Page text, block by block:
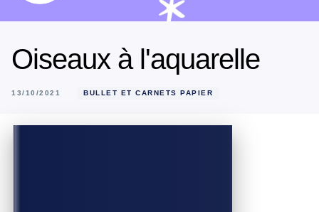
Oiseaux à l'aquarelle
13/10/2021 BULLET ET CARNETS PAPIER